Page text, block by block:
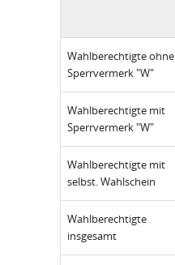
Wahlberechtigte ohne
Sperrvermerk "W"
Wahlberechtigte mit
Sperrvermerk "W"
Wahlberechtigte mit
selbst. Wahlschein
Wahlberechtigte
insgesamt